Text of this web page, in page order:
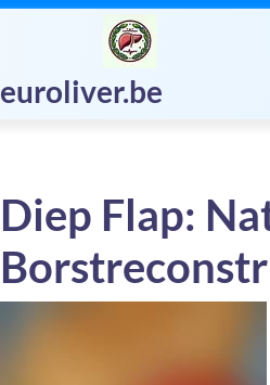
euroliver.be
Diep Flap: